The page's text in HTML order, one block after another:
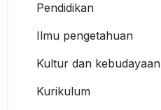
Pendidikan
Ilmu pengetahuan
Kultur dan kebudayaan
Kurikulum